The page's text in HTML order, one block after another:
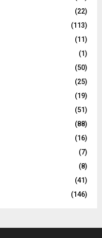
(22)
(113)
(11)
(1)
(50)
(25)
(19)
(51)
(88)
(16)
(7)
(8)
(41)
(146)